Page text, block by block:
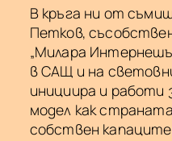
В кръга ни от
Петков,
„Милара
в САЩ и на
инициира и работи
модел как
собствен